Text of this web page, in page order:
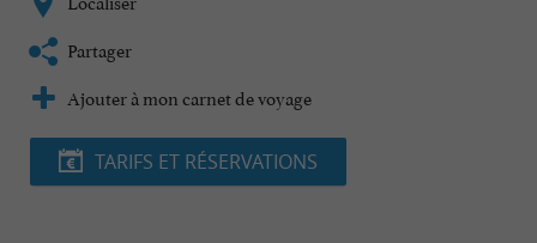
Partager
Ajouter à mon carnet de voyage
TARIFS ET RÉSERVATIONS